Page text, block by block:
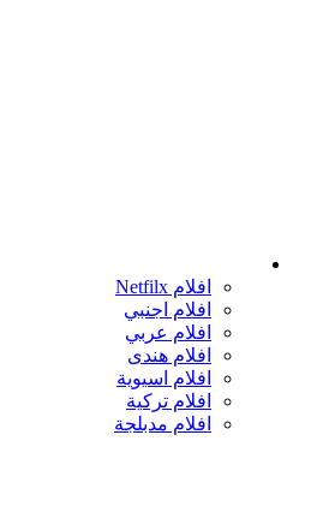
افلام Netfilx
افلام اجنبي
افلام عربي
افلام هندى
افلام اسيوية
افلام تركية
افلام مدبلجة